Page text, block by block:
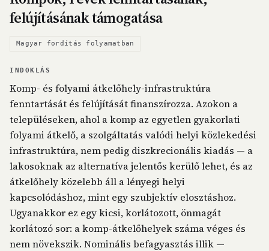
felújításának támogatása
Magyar fordítás folyamatban
INDOKLÁS
Komp- és folyami átkelőhely-infrastruktúra
fenntartását és felújítását finanszírozza. Azokon a
településeken, ahol a komp az egyetlen gyakorlati
folyami átkelő, a szolgáltatás valódi helyi közlekedési
infrastruktúra, nem pedig diszkrecionális kiadás — a
lakosoknak az alternatíva jelentős kerülő lehet, és az
átkelőhely közelebb áll a lényegi helyi
kapcsolódáshoz, mint egy szubjektív elosztáshoz.
Ugyanakkor ez egy kicsi, korlátozott, önmagát
korlátozó sor: a komp-átkelőhelyek száma véges és
nem növekszik. Nominális befagyasztás illik —